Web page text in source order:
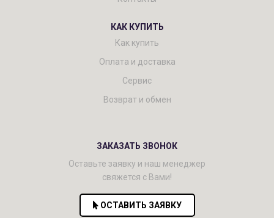
КАК КУПИТЬ
Как купить
Оплата и доставка
Сервис
Возврат и обмен
ЗАКАЗАТЬ ЗВОНОК
Оставьте заявку и наш менеджер
свяжется с Вами!
ОСТАВИТЬ ЗАЯВКУ